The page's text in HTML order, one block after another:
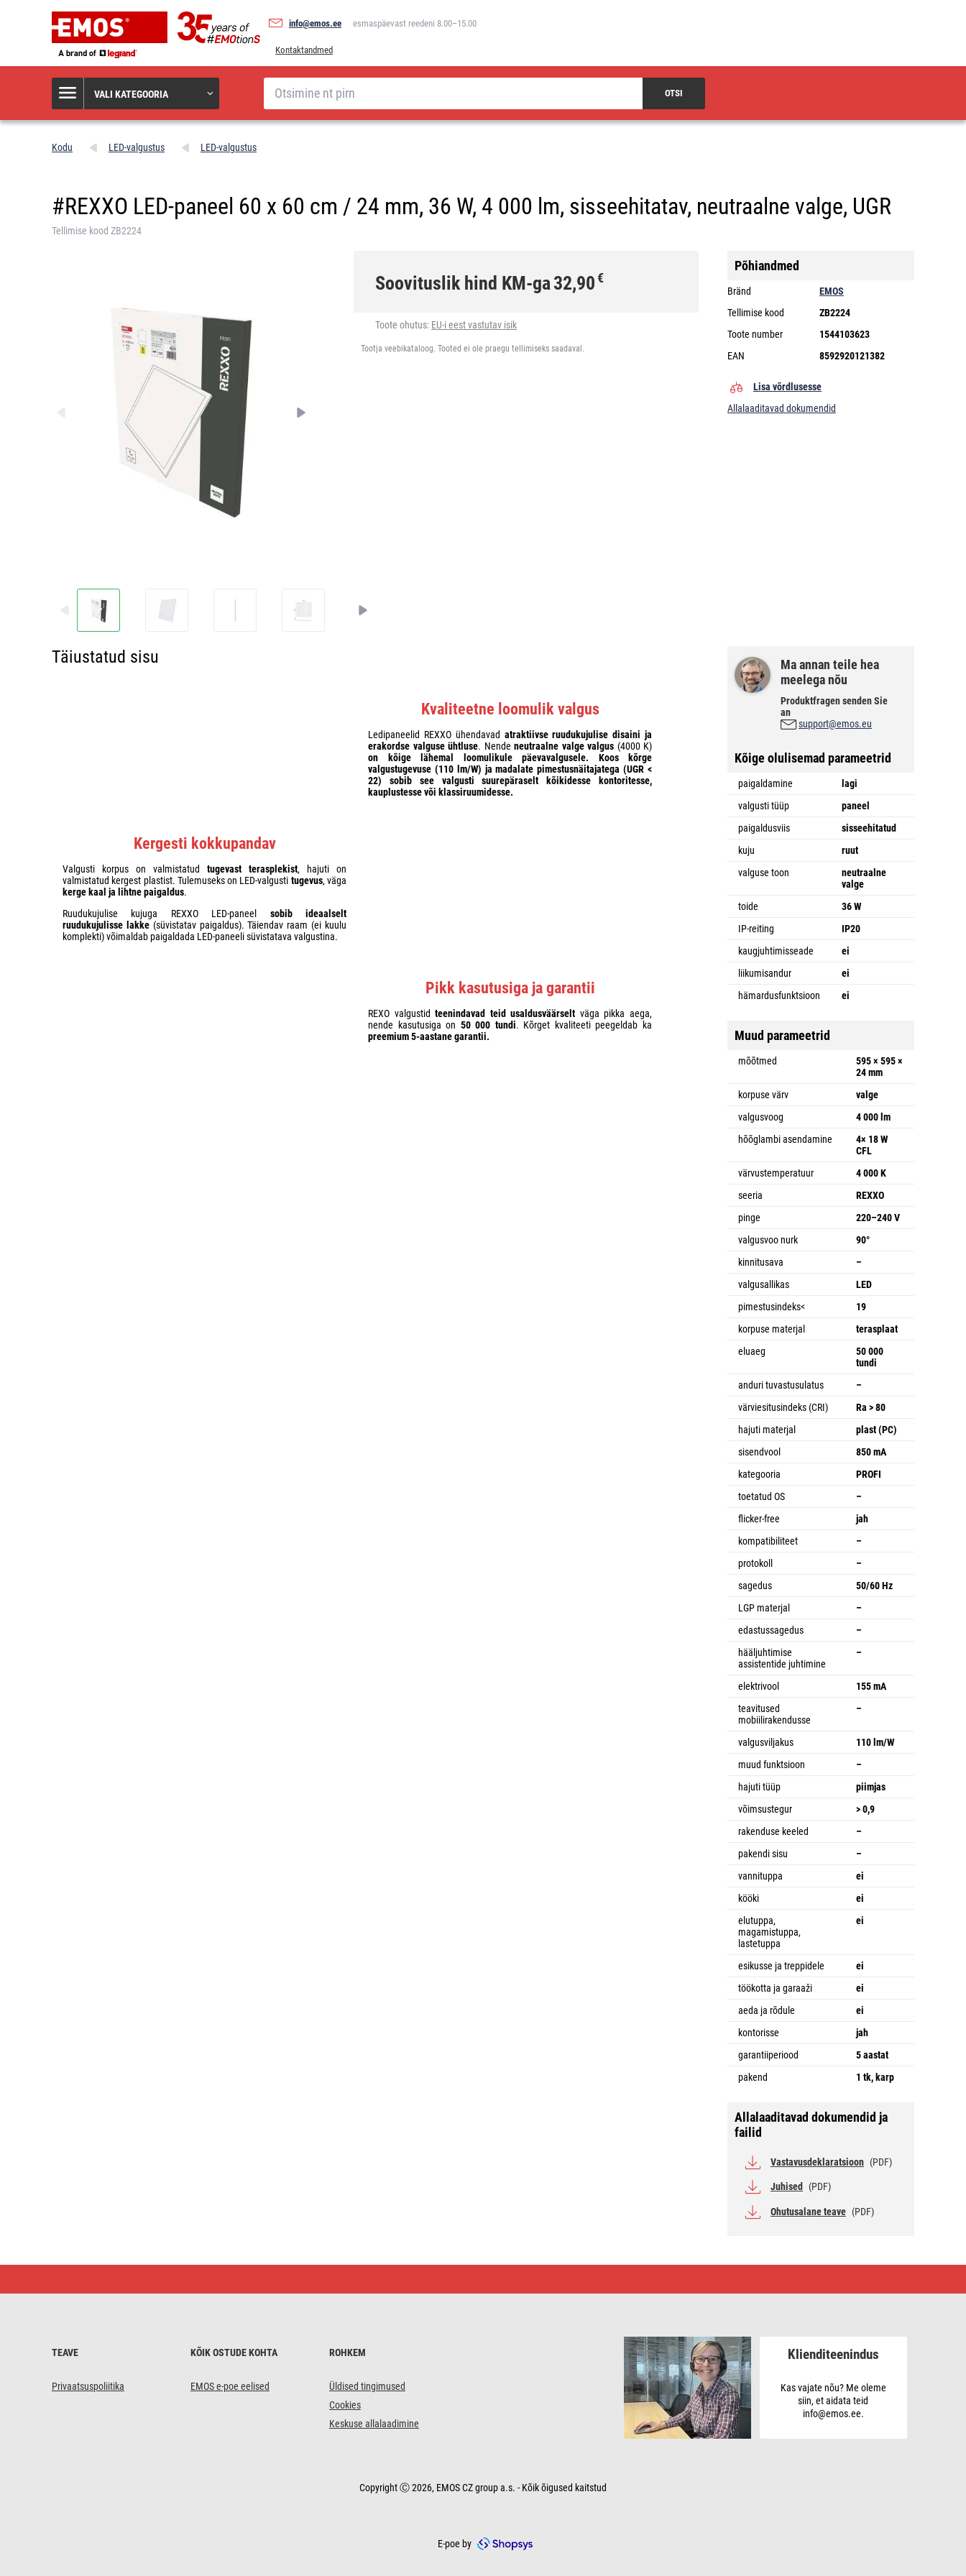
info@emos.ee esmaspäevast reedeni 8.00–15.00
Kontaktandmed
VALI KATEGOORIA
Otsi
OTSI
Kodu LED-valgustus LED-valgustus
#REXXO LED-paneel 60 x 60 cm / 24 mm, 36 W, 4 000 lm, sisseehitatav, neutraalne valge, UGR
Tellimise kood ZB2224
Soovituslik hind KM-ga32,90€
Toote ohutus: EU-i eest vastutav isik
Tootja veebikataloog. Tooted ei ole praegu tellimiseks saadaval.
Põhiandmed
Bränd
EMOS
Tellimise kood
ZB2224
Toote number
1544103623
EAN
8592920121382
Lisa võrdlusesse
Allalaaditavad dokumendid
Täiustatud sisu
Kvaliteetne loomulik valgus
Ledipaneelid REXXO ühendavad atraktiivse ruudukujulise disaini ja
erakordse valguse ühtluse. Nende neutraalne valge valgus (4000 K)
on kõige lähemal loomulikule päevavalgusele. Koos
kõrge
valgustugevuse (110 lm/W) jamadalate pimestusnäitajatega (UGR <
22) sobib see valgusti suurepäraselt kõikidesse
kontoritesse,
kauplustesse või klassiruumidesse.
Kergesti kokkupandav
Valgusti korpus on valmistatud tugevast terasplekist, hajuti on
valmistatud kergest plastist. Tulemuseks on LED-valgusti tugevus, väga
kerge kaal ja lihtne paigaldus.
Ruudukujulise kujuga REXXO LED-paneel sobib ideaalselt
ruudukujulisse lakke(süvistatav paigaldus). Täiendav raam (ei kuulu
komplekti) võimaldab paigaldada LED-paneeli süvistatava valgustina.
Pikk kasutusiga ja garantii
REXO valgustidteenindavad teid usaldusväärselt väga pikka aega,
nende kasutusiga on 50 000 tundi. Kõrget kvaliteeti peegeldab ka
preemium 5-aastane garantii.
Ma annan teile hea
meelega nõu
Produktfragen senden Sie
an
support@emos.eu
Kõige olulisemad parameetrid
paigaldamine
lagi
valgusti tüüp
paneel
paigaldusviis
sisseehitatud
kuju
ruut
valguse toon
neutraalne
valge
toide
36 W
IP-reiting
IP20
kaugjuhtimisseade
ei
liikumisandur
ei
hämardusfunktsioon
ei
Muud parameetrid
mõõtmed
595 × 595 ×
24 mm
korpuse värv
valge
valgusvoog
4 000 lm
hõõglambi asendamine
4× 18 W
CFL
värvustemperatuur
4 000 K
seeria
REXXO
pinge
220–240 V
valgusvoo nurk
90°
kinnitusava
–
valgusallikas
LED
pimestusindeks<
19
korpuse materjal
terasplaat
eluaeg
50 000
tundi
anduri tuvastusulatus
–
värviesitusindeks (CRI)
Ra > 80
hajuti materjal
plast (PC)
sisendvool
850 mA
kategooria
PROFI
toetatud OS
–
flicker-free
jah
kompatibiliteet
–
protokoll
–
sagedus
50/60 Hz
LGP materjal
–
edastussagedus
–
hääljuhtimise
assistentide juhtimine
–
elektrivool
155 mA
teavitused
mobiilirakendusse
–
valgusviljakus
110 lm/W
muud funktsioon
–
hajuti tüüp
piimjas
võimsustegur
> 0,9
rakenduse keeled
–
pakendi sisu
–
vannituppa
ei
kööki
ei
elutuppa,
magamistuppa,
lastetuppa
ei
esikusse ja treppidele
ei
töökotta ja garaaži
ei
aeda ja rõdule
ei
kontorisse
jah
garantiiperiood
5 aastat
pakend
1 tk, karp
Allalaaditavad dokumendid ja
failid
Vastavusdeklaratsioon (PDF)
Juhised (PDF)
Ohutusalane teave (PDF)
paneel
TEAVE
Privaatsuspoliitika
KÕIK OSTUDE KOHTA
EMOS e-poe eelised
ROHKEM
Üldised tingimused
Cookies
Keskuse allalaadimine
Klienditeenindus
Kas vajate nõu? Me oleme
siin, et aidata teid
info@emos.ee.
Copyright Ⓒ 2026, EMOS CZ group a.s. - Kõik õigused kaitstud
E-poe by